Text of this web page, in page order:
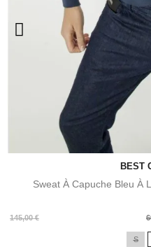
BEST
Sweat À Capuche Bleu À
145,00 €
Prix
Prix
S